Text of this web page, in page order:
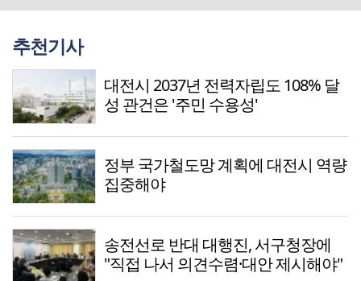
추천기사
대전시 2037년 전력자립도 108% 달
성 관건은 '주민 수용성'
정부 국가철도망 계획에 대전시 역량
집중해야
송전선로 반대 대행진, 서구청장에
"직접 나서 의견수렴·대안 제시해야"